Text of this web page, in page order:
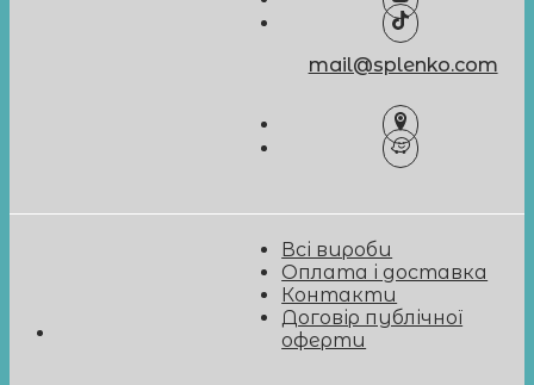
mail@splenko.com
Всі вироби
Оплата і доставка
Контакти
Договір публічної
оферти